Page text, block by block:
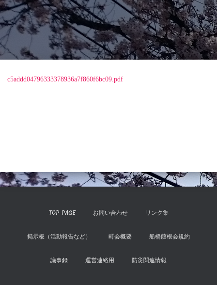
c5addd04796333378936a7f860f6bc09.pdf
TOP PAGE お問い合わせ リンク集
掲示板（活動報告など） 町会概要 船橋葭根会規約
議事録 運営連絡用 防災関連情報